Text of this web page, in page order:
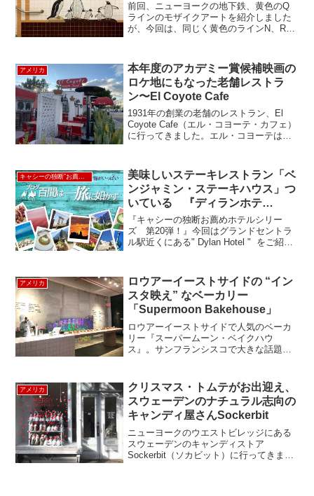
前回、ニューヨークの地下鉄、黄色のQ
ラインのモザイクアートを紹介しました
が、今回は、同じく黄色のラインN、R、
Ann Schaumberger作のモザ...
アメリカ
本年度のアカデミー賞候補映画の
ロケ地にもなった老舗レストラ
ン〜El Coyote Cafe
1931年の創業の老舗のレストラン、El
Coyote Cafe（エル・コヨーテ・カフェ）
に行ってきました。エル・コヨーテは、
ウェインや、グレース妃など、最近で
は、レ...
キャシーの独断”お薦め”ホテル
美味しいステーキレストラン「ベ
ンジャミン・ステーキハウス」つ
いている 『ディランホテ
ル』 - Dylan Hotel
『キャシーの独断お薦めホテルシリー
ズ 第20弾！』今回はグランドセントラ
ル駅近くにある" Dylan Hotel " をご紹
してオープン。中2階にあったクラブラウ
ン...
アメリカ
ロウアーイーストサイドの “イン
スタ映え” なベーカリー
「Supermoon Bakehouse」
ロウアーイーストサイドで人気のベーカ
リー『スーパームーン・ベイクハウ
ス』。サンフランシスコで大きな話題を
店の「ミスター・ホームズ・ベイクハウ
ス」のニューヨーク店です...
アメリカ
クリスマス・トムテがお出迎え、
スウェーデンのナチュラル志向の
キャンディ屋さんSockerbit
ニューヨークのウエストビレッジにある
スウェーデンのキャンディストア
Sockerbit（ソカビット）に行ってきまし